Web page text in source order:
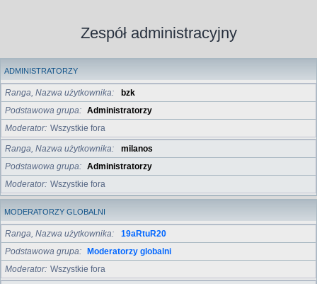
Zespół administracyjny
ADMINISTRATORZY
Ranga, Nazwa użytkownika
bzk
Podstawowa grupa
Administratorzy
Moderator Wszystkie fora
Ranga, Nazwa użytkownika
milanos
Podstawowa grupa
Administratorzy
Moderator Wszystkie fora
MODERATORZY GLOBALNI
Ranga, Nazwa użytkownika
19aRtuR20
Podstawowa grupa
Moderatorzy globalni
Moderator Wszystkie fora